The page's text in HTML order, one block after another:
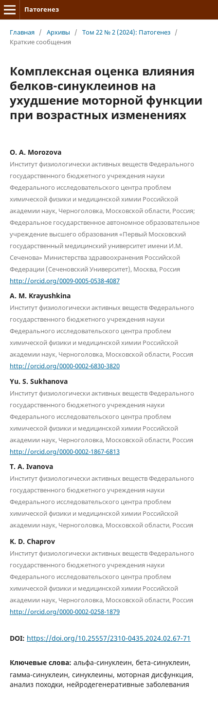
Патогенез
Главная / Архивы / Том 22 № 2 (2024): Патогенез /
Краткие сообщения
Комплексная оценка влияния
белков-синуклеинов на
ухудшение моторной функции
при возрастных изменениях
O. A. Morozova
Институт физиологически активных веществ Федерального
государственного бюджетного учреждения науки
Федерального исследовательского центра проблем
химической физики и медицинской химии Российской
академии наук, Черноголовка, Московской области, Россия;
Федеральное государственное автономное образовательное
учреждение высшего образования «Первый Московский
государственный медицинский университет имени И.М.
Сеченова» Министерства здравоохранения Российской
Федерации (Сеченовский Университет), Москва, Россия
http://orcid.org/0009-0005-0538-4087
A. M. Krayushkina
Институт физиологически активных веществ Федерального
государственного бюджетного учреждения науки
Федерального исследовательского центра проблем
химической физики и медицинской химии Российской
академии наук, Черноголовка, Московской области, Россия
http://orcid.org/0000-0002-6830-3820
Yu. S. Sukhanova
Институт физиологически активных веществ Федерального
государственного бюджетного учреждения науки
Федерального исследовательского центра проблем
химической физики и медицинской химии Российской
академии наук, Черноголовка, Московской области, Россия
http://orcid.org/0000-0002-1867-6813
T. A. Ivanova
Институт физиологически активных веществ Федерального
государственного бюджетного учреждения науки
Федерального исследовательского центра проблем
химической физики и медицинской химии Российской
академии наук, Черноголовка, Московской области, Россия
K. D. Chaprov
Институт физиологически активных веществ Федерального
государственного бюджетного учреждения науки
Федерального исследовательского центра проблем
химической физики и медицинской химии Российской
академии наук, Черноголовка, Московской области, Россия
http://orcid.org/0000-0002-0258-1879
DOI: https://doi.org/10.25557/2310-0435.2024.02.67-71
Ключевые слова: альфа-синуклеин, бета-синуклеин,
гамма-синуклеин, синуклеины, моторная дисфункция,
анализ походки, нейродегенеративные заболевания